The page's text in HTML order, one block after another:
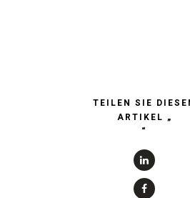
TEILEN SIE
ARTIKEL „
“